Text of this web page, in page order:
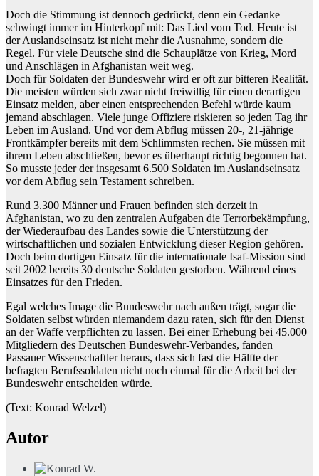
Doch die Stimmung ist dennoch gedrückt, denn ein Gedanke
schwingt immer im Hinterkopf mit: Das Lied vom Tod. Heute ist
der Auslandseinsatz ist nicht mehr die Ausnahme, sondern die
Regel. Für viele Deutsche sind die Schauplätze von Krieg, Mord
und Anschlägen in Afghanistan weit weg.
Doch für Soldaten der Bundeswehr wird er oft zur bitteren Realität.
Die meisten würden sich zwar nicht freiwillig für einen derartigen
Einsatz melden, aber einen entsprechenden Befehl würde kaum
jemand abschlagen. Viele junge Offiziere riskieren so jeden Tag ihr
Leben im Ausland. Und vor dem Abflug müssen 20-, 21-jährige
Frontkämpfer bereits mit dem Schlimmsten rechen. Sie müssen mit
ihrem Leben abschließen, bevor es überhaupt richtig begonnen hat.
So musste jeder der insgesamt 6.500 Soldaten im Auslandseinsatz
vor dem Abflug sein Testament schreiben.
Rund 3.300 Männer und Frauen befinden sich derzeit in
Afghanistan, wo zu den zentralen Aufgaben die Terrorbekämpfung,
der Wiederaufbau des Landes sowie die Unterstützung der
wirtschaftlichen und sozialen Entwicklung dieser Region gehören.
Doch beim dortigen Einsatz für die internationale Isaf-Mission sind
seit 2002 bereits 30 deutsche Soldaten gestorben. Während eines
Einsatzes für den Frieden.
Egal welches Image die Bundeswehr nach außen trägt, sogar die
Soldaten selbst würden niemandem dazu raten, sich für den Dienst
an der Waffe verpflichten zu lassen. Bei einer Erhebung bei 45.000
Mitgliedern des Deutschen Bundeswehr-Verbandes, fanden
Passauer Wissenschaftler heraus, dass sich fast die Hälfte der
befragten Berufssoldaten nicht noch einmal für die Arbeit bei der
Bundeswehr entscheiden würde.
(Text: Konrad Welzel)
Autor